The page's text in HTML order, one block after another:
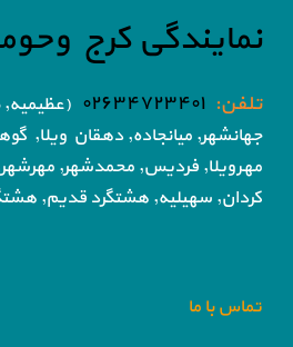
نمایندگی کرج
تلفن: ۰۲۶۳۴۷۲۳۴۰۱
(عظیمیه,
جهانشهر, میانجاده, دهقان ویلا,
مهرویلا, فردیس, محمدشهر,
کردان, سهیلیه, هشتگرد قدیم,
تماس با ما